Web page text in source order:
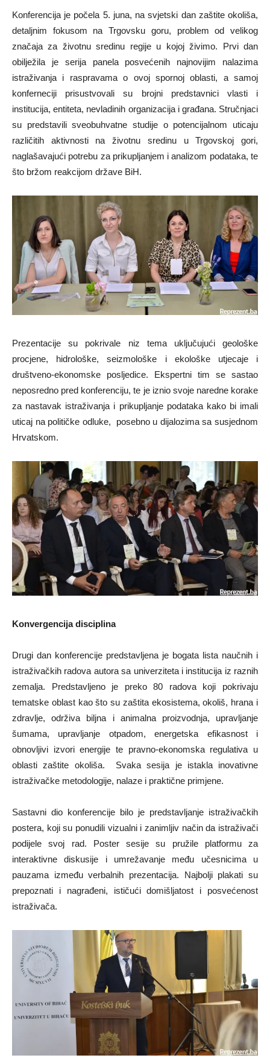
Konferencija je počela 5. juna, na svjetski dan zaštite okoliša,
detaljnim fokusom na Trgovsku goru, problem od velikog
značaja za životnu sredinu regije u kojoj živimo. Prvi dan
obilježila je serija panela posvećenih najnovijim nalazima
istraživanja i raspravama o ovoj spornoj oblasti, a samoj
konferneciji prisustvovali su brojni predstavnici vlasti i
institucija, entiteta, nevladinih organizacija i građana. Stručnjaci
su predstavili sveobuhvatne studije o potencijalnom uticaju
različitih aktivnosti na životnu sredinu u Trgovskoj gori,
naglašavajući potrebu za prikupljanjem i analizom podataka, te
što bržom reakcijom države BiH.
Prezentacije su pokrivale niz tema uključujući geološke
procjene, hidrološke, seizmološke i ekološke utjecaje i
društveno-ekonomske posljedice. Ekspertni tim se sastao
neposredno pred konferenciju, te je iznio svoje naredne korake
za nastavak istraživanja i prikupljanje podataka kako bi imali
uticaj na političke odluke, posebno u dijalozima sa susjednom
Hrvatskom.
Konvergencija disciplina
Drugi dan konferencije predstavljena je bogata lista naučnih i
istraživačkih radova autora sa univerziteta i institucija iz raznih
zemalja. Predstavljeno je preko 80 radova koji pokrivaju
tematske oblast kao što su zaštita ekosistema, okoliš, hrana i
zdravlje, održiva biljna i animalna proizvodnja, upravljanje
šumama, upravljanje otpadom, energetska efikasnost i
obnovljivi izvori energije te pravno-ekonomska regulativa u
oblasti zaštite okoliša. Svaka sesija je istakla inovativne
istraživačke metodologije, nalaze i praktične primjene.
Sastavni dio konferencije bilo je predstavljanje istraživačkih
postera, koji su ponudili vizualni i zanimljiv način da istraživači
podijele svoj rad. Poster sesije su pružile platformu za
interaktivne diskusije i umrežavanje među učesnicima u
pauzama između verbalnih prezentacija. Najbolji plakati su
prepoznati i nagrađeni, ističući domišljatost i posvećenost
istraživača.